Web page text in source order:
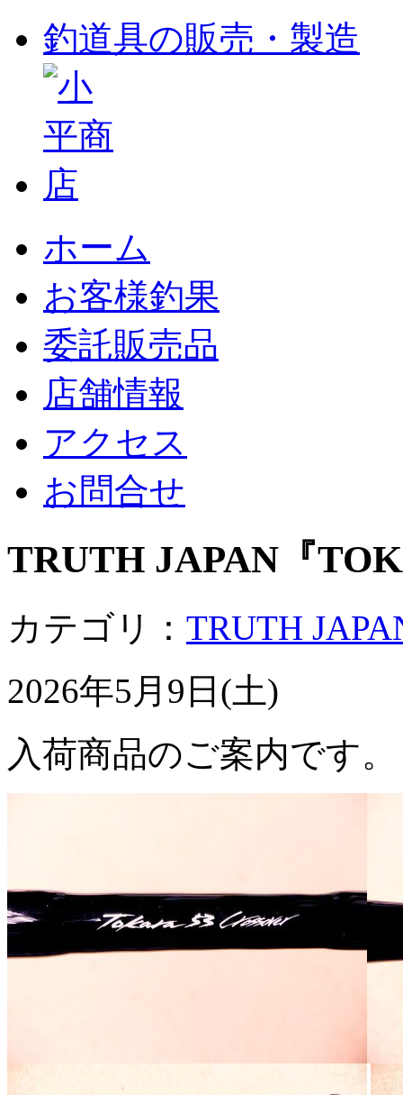
釣道具の販売・製造
ホーム
お客様釣果
委託販売品
店舗情報
アクセス
お問合せ
TRUTH JAPAN『
カテゴリ： TRUTH
2026年5月9日(土)
入荷商品のご案内です。